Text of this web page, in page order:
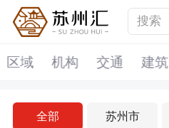
区域 机构 交通 建筑
全部 苏州市